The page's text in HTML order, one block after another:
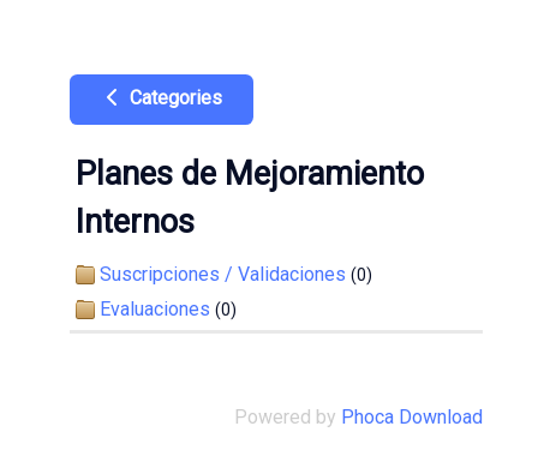
Categories
Planes de Mejoramiento
Internos
Suscripciones / Validaciones (0)
Evaluaciones (0)
Powered by Phoca Download